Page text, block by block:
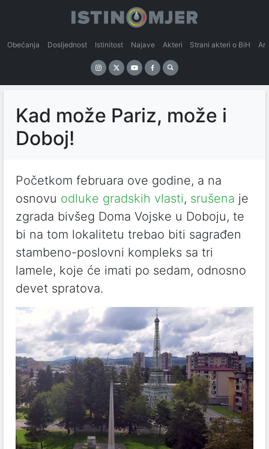
Obećanja Dosljednost Istinitost Najave Akteri Strani akteri o BiH
Kad može Pariz, može i
Doboj!
Početkom februara ove godine, a na
osnovu odluke gradskih vlasti, srušena je
zgrada bivšeg Doma Vojske u Doboju, te
bi na tom lokalitetu trebao biti sagrađen
stambeno-poslovni kompleks sa tri
lamele, koje će imati po sedam, odnosno
devet spratova.